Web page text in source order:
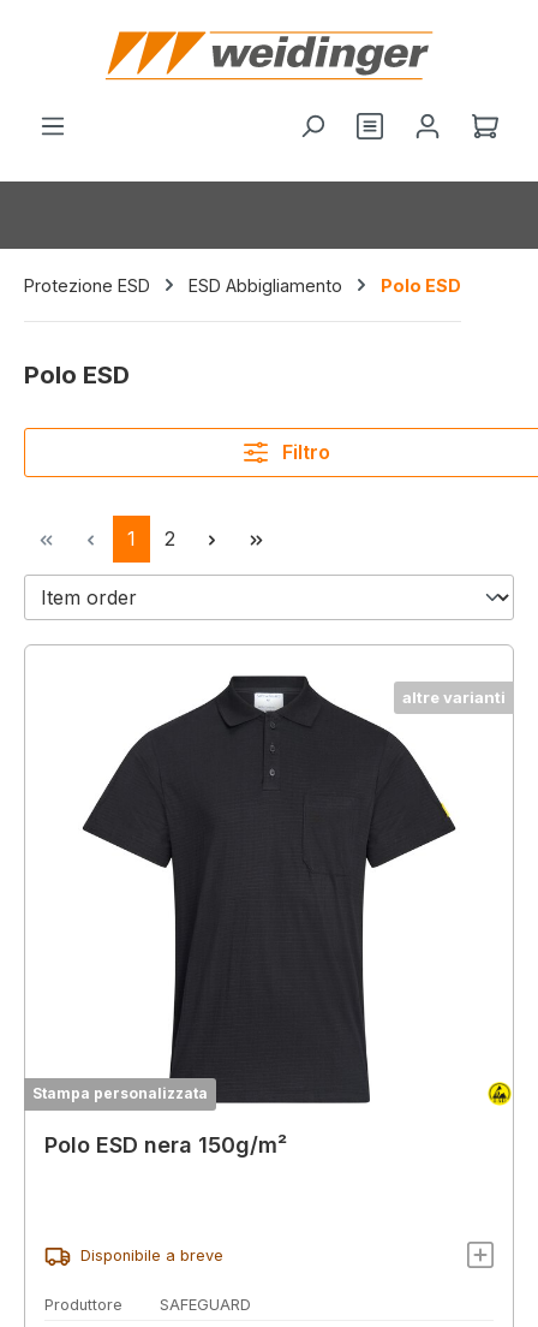
principale
Hai 0 articoliIl
Protezione ESD ESD Abbigliamento Polo ESD
Polo ESD
Filtro
Pagina
1 Pagina
2
altre varianti
Stampa personalizzata
Polo ESD nera 150g/m²
Disponibile a breve
Produttore
SAFEGUARD